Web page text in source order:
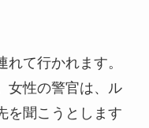
て行かれます。
女性の警官は、ル
を聞こうとします